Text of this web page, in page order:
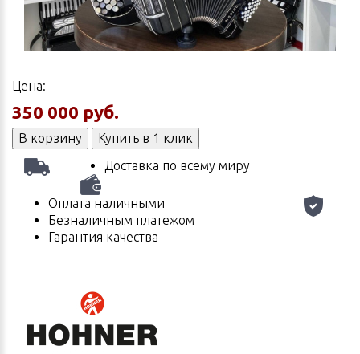
Цена:
350 000 руб.
В корзину
Купить в 1 клик
Доставка по всему миру
Оплата наличными
Безналичным платежом
Гарантия качества